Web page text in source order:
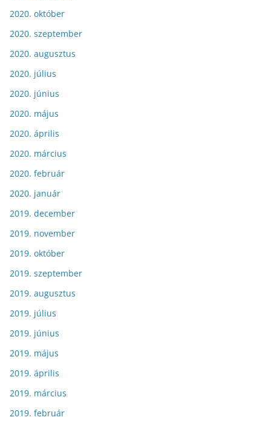
2020. október
2020. szeptember
2020. augusztus
2020. július
2020. június
2020. május
2020. április
2020. március
2020. február
2020. január
2019. december
2019. november
2019. október
2019. szeptember
2019. augusztus
2019. július
2019. június
2019. május
2019. április
2019. március
2019. február